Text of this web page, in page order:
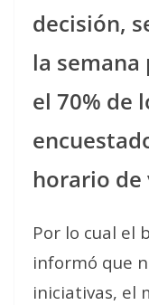
decisión,
la semana
el 70% de
horario de
Por lo cual el
informó que
iniciativas, el